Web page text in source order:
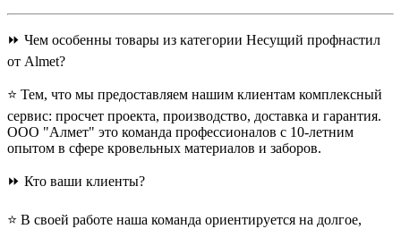
⏩ Чем особенны товары из категории Несущий профнастил
от Almet?
⭐ Тем, что мы предоставляем нашим клиентам комплексный
сервис: просчет проекта, производство, доставка и гарантия.
ООО "Алмет" это команда профессионалов с 10-летним
опытом в сфере кровельных материалов и заборов.
⏩ Кто ваши клиенты?
⭐ В своей работе наша команда ориентируется на долгое,